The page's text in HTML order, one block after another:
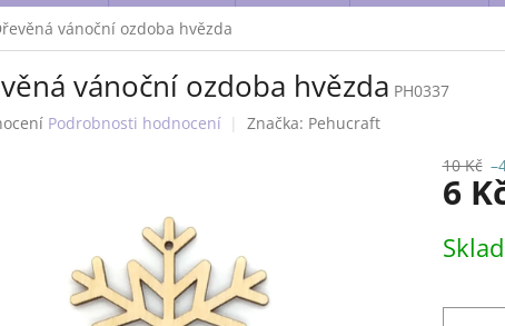
vánoční ozdoba hvězda
vánoční ozdoba hvězda PH0337
Podrobnosti hodnocení Značka: Pehucraft
10 Kč
6
cena: